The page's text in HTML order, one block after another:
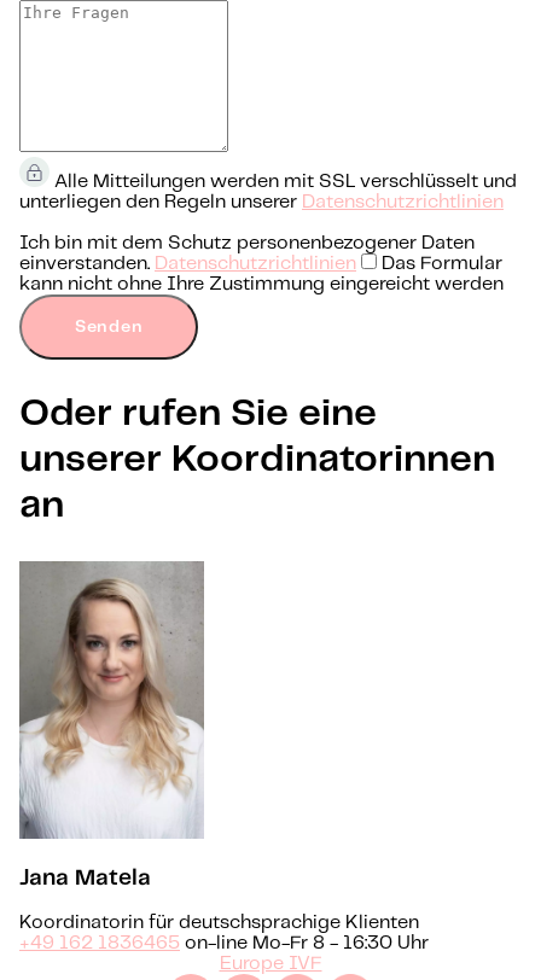
Alle Mitteilungen werden mit SSL verschlüsselt und
unterliegen den Regeln unserer
Datenschutzrichtlinien
Ich bin mit dem Schutz personenbezogener Daten
einverstanden.
Datenschutzrichtlinien
Das Formular
kann nicht ohne Ihre Zustimmung eingereicht werden
Senden
Oder rufen Sie eine
unserer Koordinatorinnen
an
Jana Matela
Koordinatorin für deutschsprachige Klienten
+49 162 1836465 on-line Mo-Fr 8 - 16:30 Uhr
Europe IVF